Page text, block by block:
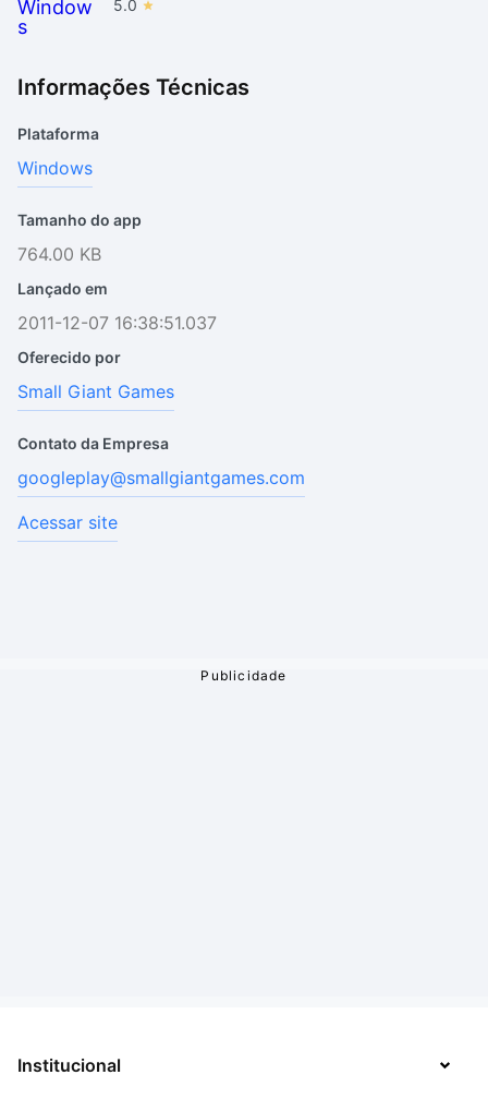
5.0
Informações Técnicas
Plataforma
Windows
Tamanho do app
764.00 KB
Lançado em
2011-12-07 16:38:51.037
Oferecido por
Small Giant Games
Contato da Empresa
googleplay@smallgiantgames.com
Acessar site
Institucional